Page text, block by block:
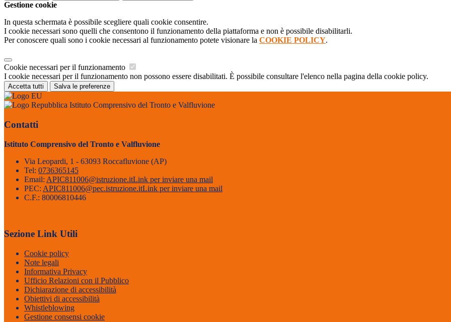
Gestione cookie
In questa schermata è possibile scegliere quali cookie consentire.
I cookie necessari sono quelli che consentono il funzionamento della piattaforma e non è possibile disabilitarli.
Per conoscere quali sono i cookie necessari al funzionamento potete visionare la COOKIE POLICY.
Cookie necessari per il funzionamento
I cookie necessari per il funzionamento non possono essere disabilitati. È possibile consultare l'elenco nella pagina della cookie policy.
Accetta tutti Salva le preferenze
Istituto Comprensivo del Tronto e Valfluvione
Contatti
Istituto Comprensivo del Tronto e Valfluvione
Via Leopardi, 1 - 63093 Roccafluvione (AP)
Tel: 0736365145
Email: APIC811006@istruzione.itLink per inviare una mail
PEC: APIC811006@pec.istruzione.itLink per inviare una mail
C.F.: 80006810446
Sezione Link Utili
Cookie policy
Note legali
Informativa Privacy
Ufficio Relazioni con il Pubblico
Dichiarazione di accessibilità
Obiettivi di accessibilità
Whistleblowing
Gestione consensi cookie